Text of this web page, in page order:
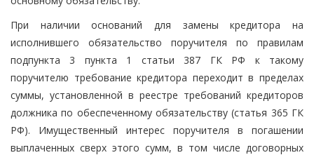
При наличии оснований для замены кредитора на
исполнившего обязательство поручителя по правилам
подпункта 3 пункта 1 статьи 387 ГК РФ к такому
поручителю требование кредитора переходит в пределах
суммы, установленной в реестре требований кредиторов
должника по обеспеченному обязательству (статья 365 ГК
РФ). Имущественный интерес поручителя в погашении
выплаченных сверх этого сумм, в том числе договорных